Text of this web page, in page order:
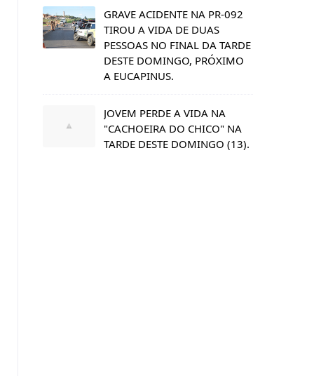
GRAVE ACIDENTE NA PR-092
TIROU A VIDA DE DUAS
PESSOAS NO FINAL DA TARDE
DESTE DOMINGO, PRÓXIMO
A EUCAPINUS.
JOVEM PERDE A VIDA NA
"CACHOEIRA DO CHICO" NA
TARDE DESTE DOMINGO (13).